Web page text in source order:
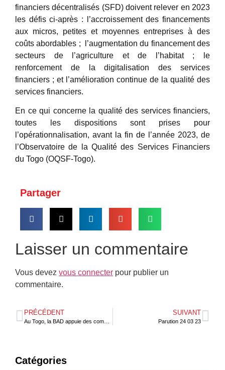
financiers décentralisés (SFD) doivent relever en 2023
les défis ci-après : l’accroissement des financements
aux micros, petites et moyennes entreprises à des
coûts abordables ; l’augmentation du financement des
secteurs de l’agriculture et de l’habitat ; le
renforcement de la digitalisation des services
financiers ; et l’amélioration continue de la qualité des
services financiers.
En ce qui concerne la qualité des services financiers,
toutes les dispositions sont prises pour
l’opérationnalisation, avant la fin de l’année 2023, de
l’Observatoire de la Qualité des Services Financiers
du Togo (OQSF-Togo).
Partager
Laisser un commentaire
Vous devez vous connecter pour publier un
commentaire.
PRÉCÉDENT SUIVANT
Parution 24 03 23
Catégories